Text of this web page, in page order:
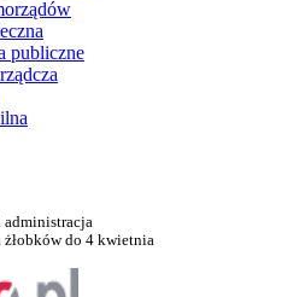
publiczne
administracja
żłobków do 4 kwietnia